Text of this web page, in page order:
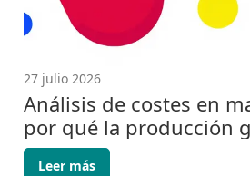
27 julio 2026
Análisis de costes en
por qué la producción
más barata
Leer más